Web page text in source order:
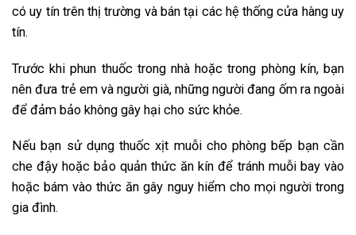
có uy tín trên thị trường và bán tại các hệ thống cửa hàng uy
tín.
Trước khi phun thuốc trong nhà hoặc trong phòng kín, bạn
nên đưa trẻ em và người già, những người đang ốm ra ngoài
để đảm bảo không gây hại cho sức khỏe.
Nếu bạn sử dụng thuốc xịt muỗi cho phòng bếp bạn cần
che đậy hoặc bảo quản thức ăn kín để tránh muỗi bay vào
hoặc bám vào thức ăn gây nguy hiểm cho mọi người trong
gia đình.